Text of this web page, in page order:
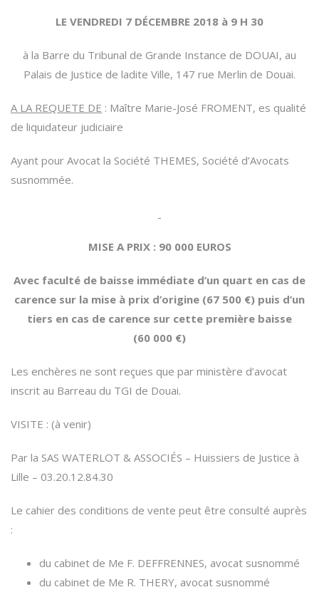
LE VENDREDI 7 DÉCEMBRE 2018 à 9 H 30
à la Barre du Tribunal de Grande Instance de DOUAI, au
Palais de Justice de ladite Ville, 147 rue Merlin de Douai.
A LA REQUETE DE : Maître Marie-José FROMENT, es qualité
de liquidateur judiciaire
Ayant pour Avocat la Société THEMES, Société d’Avocats
susnommée.
MISE A PRIX : 90 000 EUROS
Avec faculté de baisse immédiate d’un quart en cas de
carence sur la mise à prix d’origine (67 500 €) puis d’un
tiers en cas de carence sur cette première baisse
(60 000 €)
Les enchères ne sont reçues que par ministère d’avocat
inscrit au Barreau du TGI de Douai.
VISITE : (à venir)
Par la SAS WATERLOT & ASSOCIÉS – Huissiers de Justice à
Lille – 03.20.12.84.30
Le cahier des conditions de vente peut être consulté auprès
:
du cabinet de Me F. DEFFRENNES, avocat susnommé
du cabinet de Me R. THERY, avocat susnommé